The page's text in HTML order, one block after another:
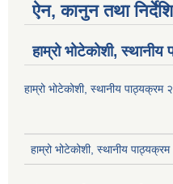
ऐन, कानुन तथा
हाम्रो भोटेकोशी,
हाम्रो भोटेकोशी, स्थानीय पाठ्यक्रम
हाम्रो भोटेकोशी, स्थानीय